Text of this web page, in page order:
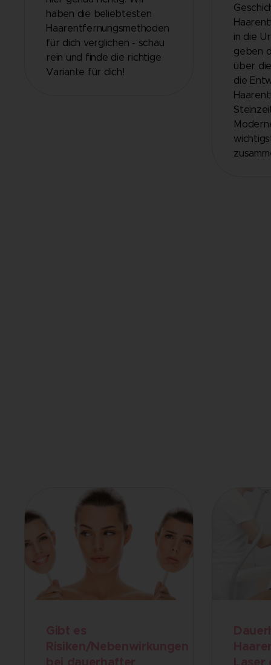
haben die beliebtesten
Haarentfernungsmethoden
für dich verglichen - schau
rein und finde die richtige
Variante für dich!
in die
geben
über
die